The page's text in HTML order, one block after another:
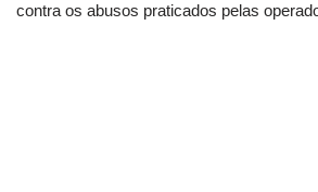
contra os abusos praticados pelas